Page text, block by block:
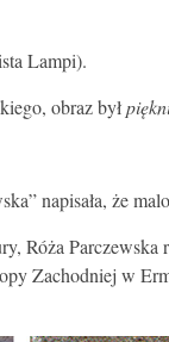
Lampi).
obraz był
napisała, że
Róża
Zachodniej w